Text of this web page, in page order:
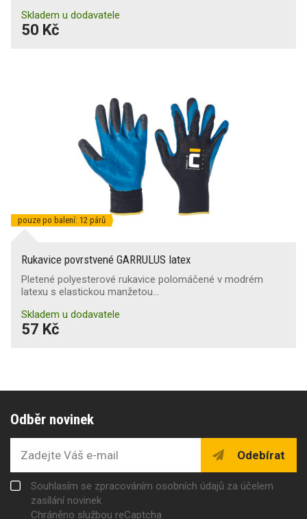
Skladem u dodavatele
50 Kč
pouze po balení: 12 párů
Rukavice povrstvené GARRULUS latex
Pletené polyesterové rukavice polomáčené v modrém
latexu s elastickou manžetou…
Skladem u dodavatele
57 Kč
Odběr novinek
Odebírat
Souhlasím se zpracováním osobních údajů za účelem
zasílání novinek
Chráněno službou reCaptcha